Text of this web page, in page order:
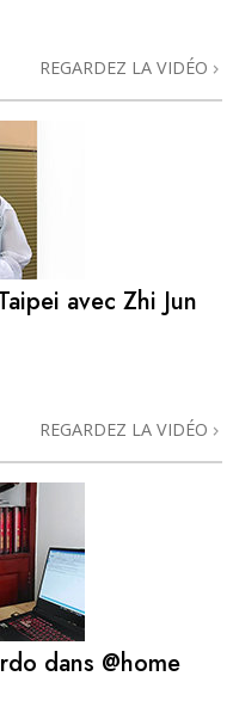
REGARDEZ LA VIDÉO
avec Zhi Jun
REGARDEZ LA VIDÉO
dans @home